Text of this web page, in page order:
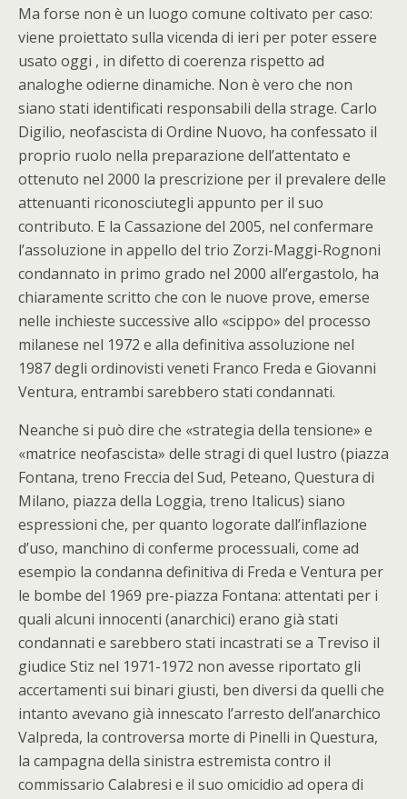
Ma forse non è un luogo comune coltivato per caso:
viene proiettato sulla vicenda di ieri per poter essere
usato oggi , in difetto di coerenza rispetto ad
analoghe odierne dinamiche. Non è vero che non
siano stati identificati responsabili della strage. Carlo
Digilio, neofascista di Ordine Nuovo, ha confessato il
proprio ruolo nella preparazione dell’attentato e
ottenuto nel 2000 la prescrizione per il prevalere delle
attenuanti riconosciutegli appunto per il suo
contributo. E la Cassazione del 2005, nel confermare
l’assoluzione in appello del trio Zorzi-Maggi-Rognoni
condannato in primo grado nel 2000 all’ergastolo, ha
chiaramente scritto che con le nuove prove, emerse
nelle inchieste successive allo «scippo» del processo
milanese nel 1972 e alla definitiva assoluzione nel
1987 degli ordinovisti veneti Franco Freda e Giovanni
Ventura, entrambi sarebbero stati condannati.
Neanche si può dire che «strategia della tensione» e
«matrice neofascista» delle stragi di quel lustro (piazza
Fontana, treno Freccia del Sud, Peteano, Questura di
Milano, piazza della Loggia, treno Italicus) siano
espressioni che, per quanto logorate dall’inflazione
d’uso, manchino di conferme processuali, come ad
esempio la condanna definitiva di Freda e Ventura per
le bombe del 1969 pre-piazza Fontana: attentati per i
quali alcuni innocenti (anarchici) erano già stati
condannati e sarebbero stati incastrati se a Treviso il
giudice Stiz nel 1971-1972 non avesse riportato gli
accertamenti sui binari giusti, ben diversi da quelli che
intanto avevano già innescato l’arresto dell’anarchico
Valpreda, la controversa morte di Pinelli in Questura,
la campagna della sinistra estremista contro il
commissario Calabresi e il suo omicidio ad opera di